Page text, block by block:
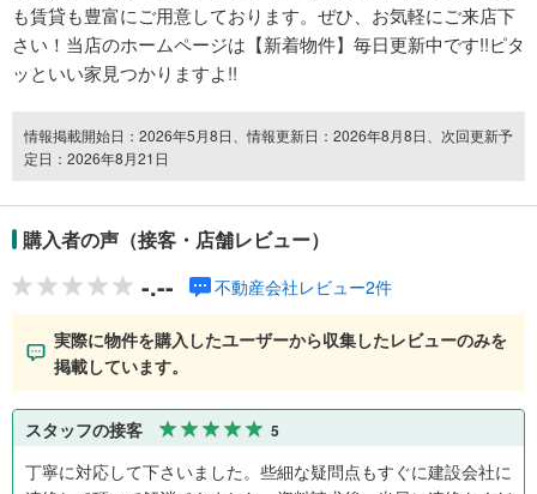
も賃貸も豊富にご用意しております。ぜひ、お気軽にご来店下
さい！当店のホームページは【新着物件】毎日更新中です!!ピタ
ッといい家見つかりますよ!!
情報掲載開始日：2026年5月8日、情報更新日：2026年8月8日、次回更新予
定日：2026年8月21日
購入者の声（接客・店舗レビュー）
-.-- 不動産会社レビュー2件
実際に物件を購入したユーザーから収集したレビューのみを
掲載しています。
スタッフの接客 5
丁寧に対応して下さいました。些細な疑問点もすぐに建設会社に